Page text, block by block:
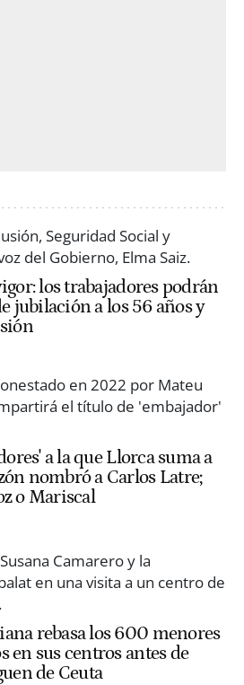
los trabajadores podrán
jubilación a los 56 años y
a la que Llorca suma a
nombró a Carlos Latre;
o Mariscal
rebasa los 600 menores
en sus centros antes de
de Ceuta